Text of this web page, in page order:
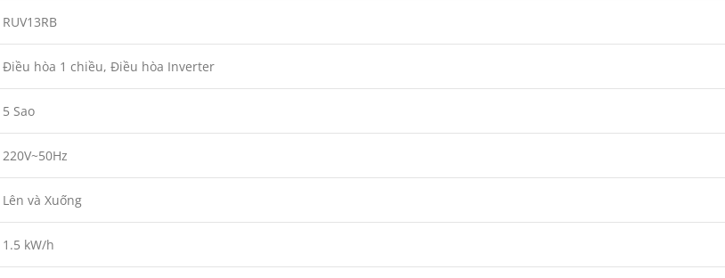
RUV13RB
Điều hòa 1 chiều, Điều hòa Inverter
5 Sao
220V~50Hz
Lên và Xuống
1.5 kW/h